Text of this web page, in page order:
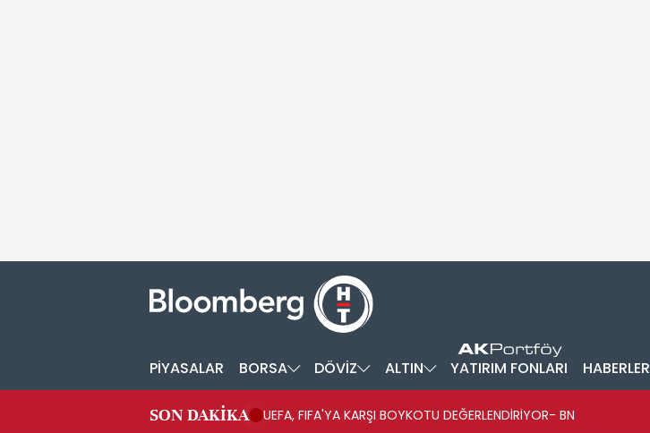
PİYASALAR BORSA DÖVİZ ALTIN YATIRIM FONLARI HABERLER
SON DAKİKA UEFA, FIFA'YA KARŞI BOYKOTU DEĞERLENDİRİYOR- BN